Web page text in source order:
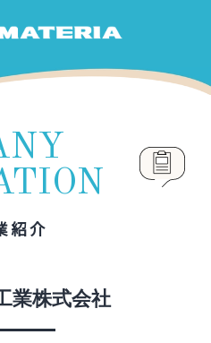
紹介
業株式会社